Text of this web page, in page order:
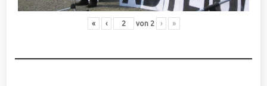
« ‹ von 2 › »